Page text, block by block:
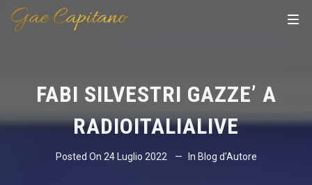
FABI SILVESTRI GAZZE’ A
RADIOITALIALIVE
Posted On 24 Luglio 2022 In Blog d'Autore